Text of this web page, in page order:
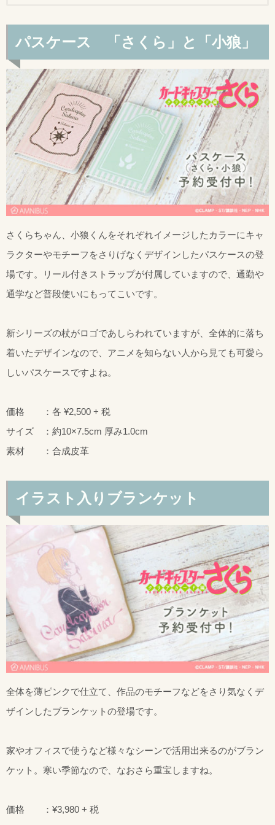
パスケース 「さくら」と「小狼」
さくらちゃん、小狼くんをそれぞれイメージしたカラーにキャ
ラクターやモチーフをさりげなくデザインしたパスケースの登
場です。リール付きストラップが付属していますので、通勤や
通学など普段使いにもってこいです。
新シリーズの杖がロゴであしらわれていますが、全体的に落ち
着いたデザインなので、アニメを知らない人から見ても可愛ら
しいパスケースですよね。
価格 ：各 ¥2,500 + 税
サイズ ：約10×7.5cm 厚み1.0cm
素材 ：合成皮革
イラスト入りブランケット
全体を薄ピンクで仕立て、作品のモチーフなどをさり気なくデ
ザインしたブランケットの登場です。
家やオフィスで使うなど様々なシーンで活用出来るのがブラン
ケット。寒い季節なので、なおさら重宝しますね。
価格 ：¥3,980 + 税